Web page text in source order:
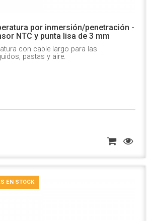
por inmersión/penetración -
NTC y punta lisa de 3 mm
con cable largo para las
pastas y aire.
EN STOCK